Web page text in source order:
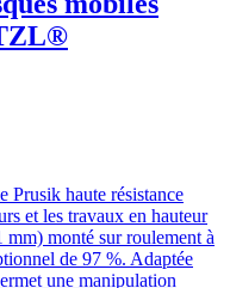
haute résistance
et les travaux en hauteur
mm) monté sur roulement à
de 97 %. Adaptée
une manipulation